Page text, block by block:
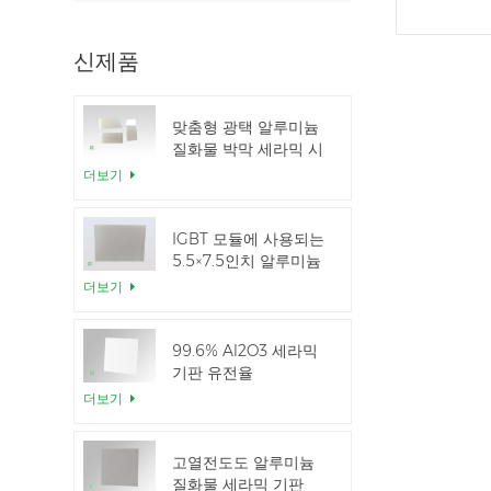
신제품
맞춤형 광택 알루미늄
질화물 박막 세라믹 시
더보기
IGBT 모듈에 사용되는
5.5×7.5인치 알루미늄
더보기
99.6% Al2O3 세라믹
기판 유전율
더보기
고열전도도 알루미늄
질화물 세라믹 기판